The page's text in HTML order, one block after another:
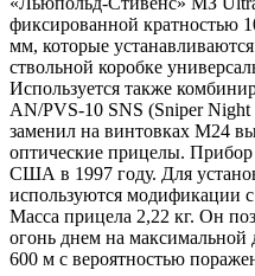
фиксированной кратностью
мм, которые
ствольной коробке
Используется также
AN/PVS-10 SNS (Sniper
заменил на винтовках М24
оптические прицелы.
США в 1997 году. Для
используются модификации
Масса прицела 2,22 кг. Он
огонь днем на
600 м с вероятностью